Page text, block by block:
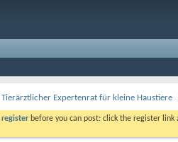
Tierärztlicher Expertenrat für kleine Haustiere
register before you can post: click the register